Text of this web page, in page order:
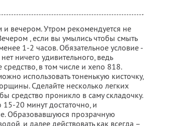
вечером. Утром рекомендуется не
, если вы умылись чтобы смыть
1-2 часов. Обязательное условие -
ничего удивительного, ведь
в том числе и xeno 818.
использовать тоненькую кисточку,
Сделайте несколько легких
средство проникло в саму складочку.
20 минут достаточно, и
Образовавшуюся прозрачную
и далее действовать как всегда –